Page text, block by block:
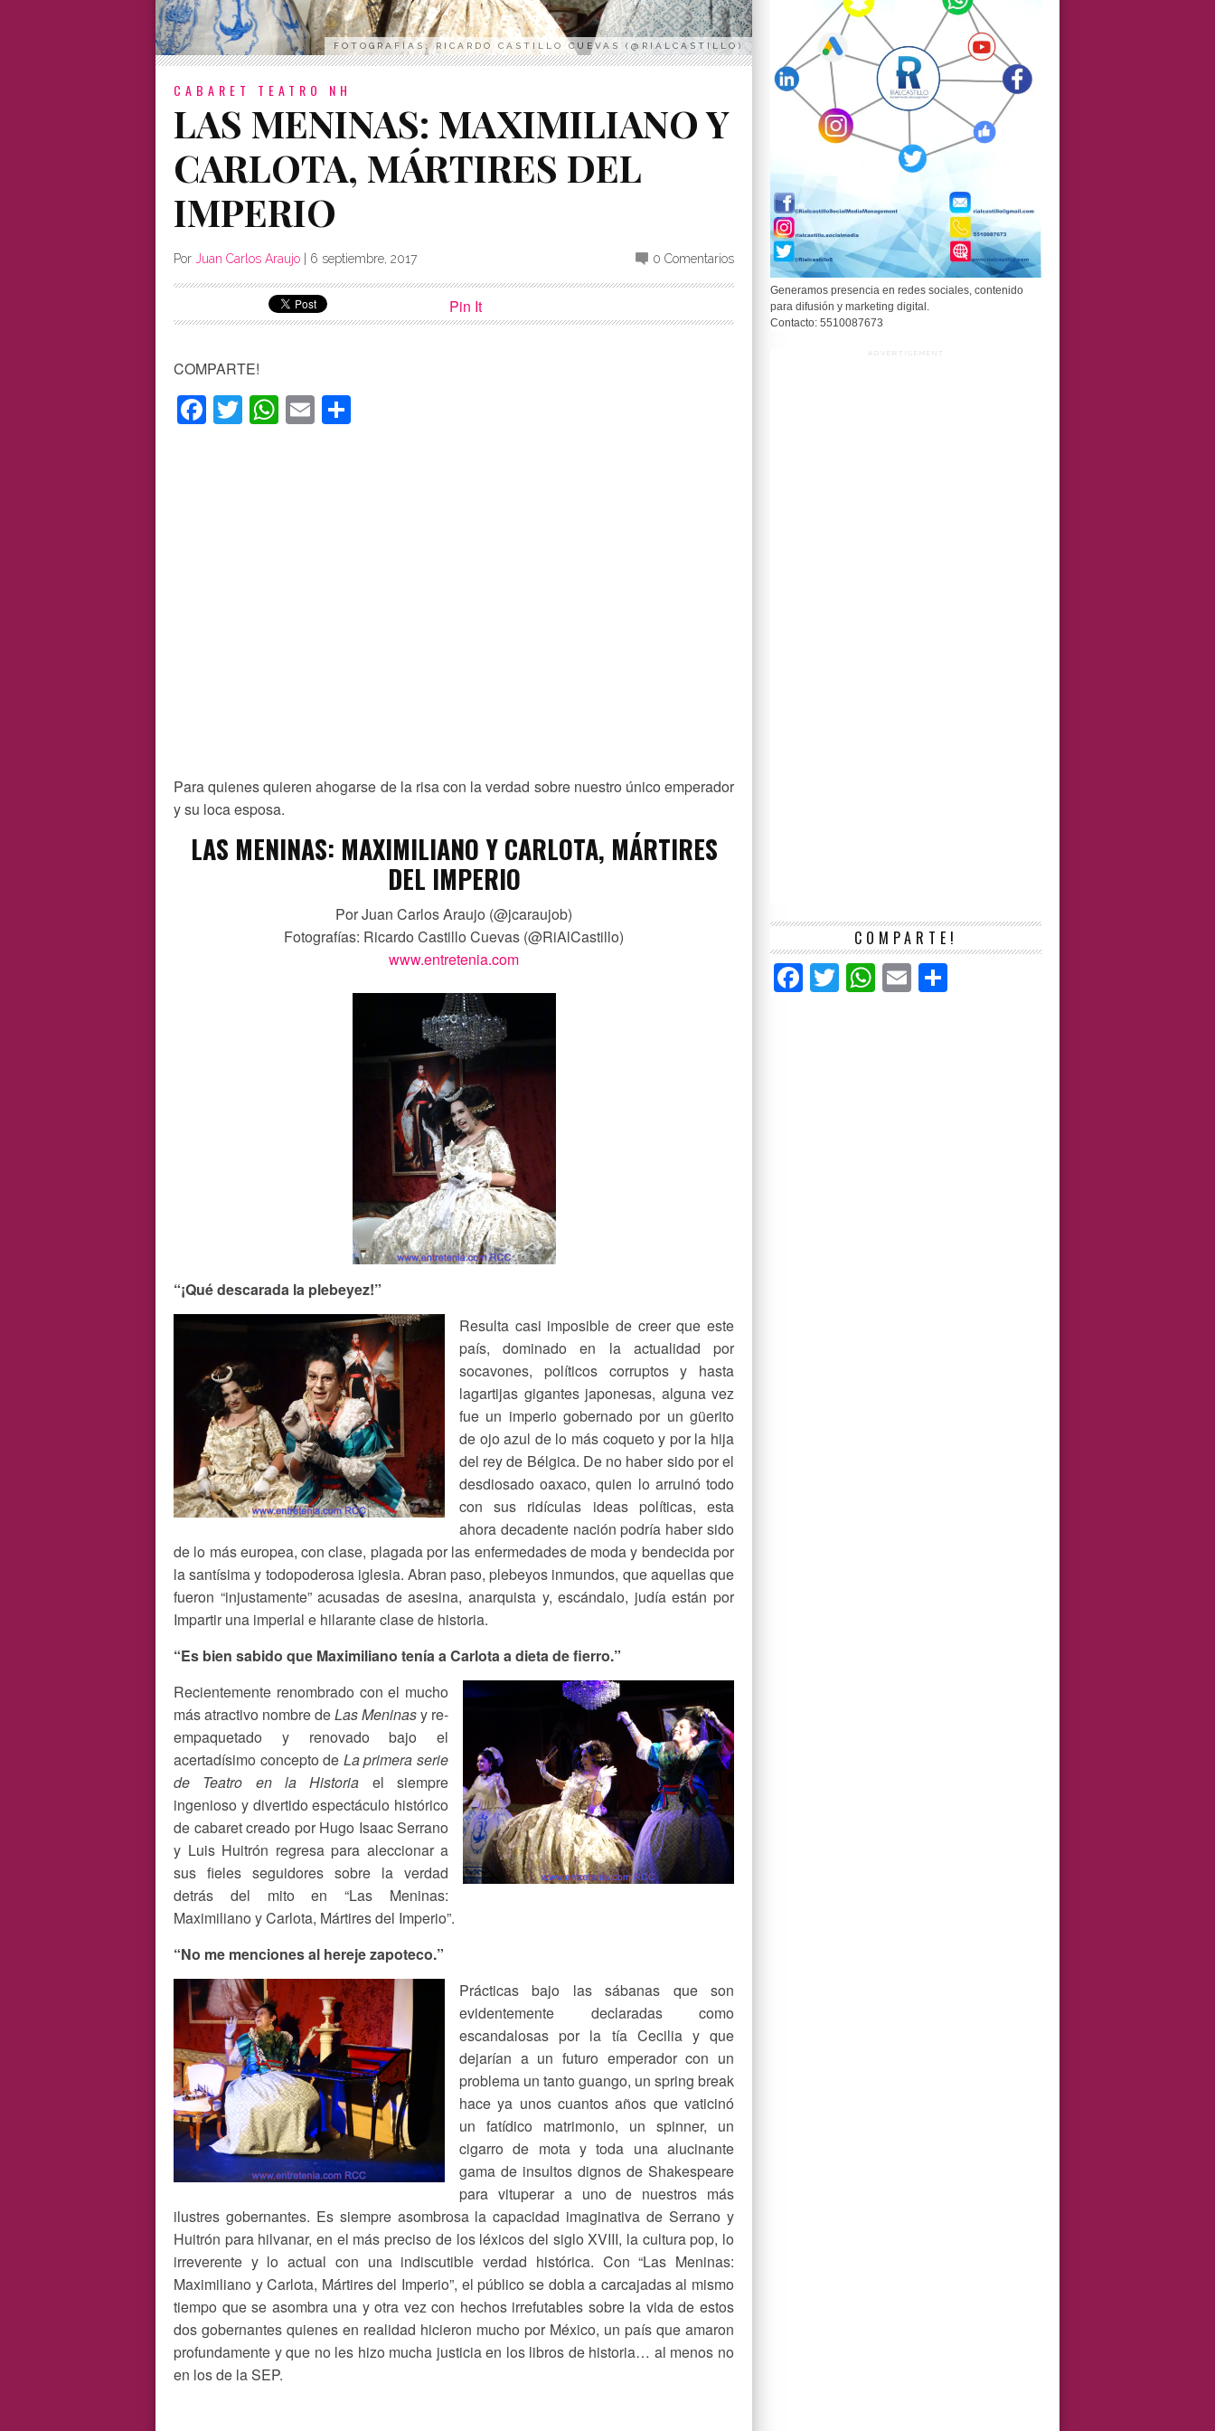
FOTOGRAFÍAS: RICARDO CASTILLO CUEVAS (@RIALCASTILLO)
CABARET TEATRO NH
LAS MENINAS: MAXIMILIANO Y
CARLOTA, MÁRTIRES DEL
IMPERIO
Por Juan Carlos Araujo 6 septiembre, 2017 0 Comentarios
Pin It
COMPARTE!
Facebook
Twitter
WhatsApp
Email
Para quienes quieren ahogarse de la risa con la verdad sobre nuestro único emperador
y su loca esposa.
LAS MENINAS: MAXIMILIANO Y CARLOTA, MÁRTIRES
DEL IMPERIO
Por Juan Carlos Araujo (@jcaraujob)
Fotografías: Ricardo Castillo Cuevas (@RiAlCastillo)
www.entretenia.com
“¡Qué descarada la plebeyez!”
Resulta casi imposible de creer que este
país, dominado en la actualidad por
socavones, políticos corruptos y hasta
lagartijas gigantes japonesas, alguna vez
fue un imperio gobernado por un güerito
de ojo azul de lo más coqueto y por la hija
del rey de Bélgica. De no haber sido por el
desdiosado oaxaco, quien lo arruinó todo
con sus ridículas ideas políticas, esta
ahora decadente nación podría haber sido
de lo más europea, con clase, plagada por las enfermedades de moda y bendecida por
la santísima y todopoderosa iglesia. Abran paso, plebeyos inmundos, que aquellas que
fueron “injustamente” acusadas de asesina, anarquista y, escándalo, judía están por
Impartir una imperial e hilarante clase de historia.
“Es bien sabido que Maximiliano tenía a Carlota a dieta de fierro.”
Recientemente renombrado con el mucho
más atractivo nombre deLas Meninasy re-
empaquetado y renovado bajo el
acertadísimo concepto de La primera serie
de Teatro en la Historia el siempre
ingenioso y divertido espectáculo histórico
de cabaret creado por Hugo Isaac Serrano
y Luis Huitrón regresa para aleccionar a
sus fieles seguidores sobre la verdad
detrás del mito en “Las Meninas:
Maximiliano y Carlota, Mártires del Imperio”.
“No me menciones al hereje zapoteco.”
Prácticas bajo las sábanas que son
evidentemente declaradas como
escandalosas por la tía Cecilia y que
dejarían a un futuro emperador con un
problema un tanto guango, un spring break
hace ya unos cuantos años que vaticinó
un fatídico matrimonio, un spinner, un
cigarro de mota y toda una alucinante
gama de insultos dignos de Shakespeare
para vituperar a uno de nuestros más
ilustres gobernantes. Es siempre asombrosa la capacidad imaginativa de Serrano y
Huitrón para hilvanar, en el más preciso de los léxicos del siglo XVIII, la cultura pop, lo
irreverente y lo actual con una indiscutible verdad histórica. Con “Las Meninas:
Maximiliano y Carlota, Mártires del Imperio”, el público se dobla a carcajadas al mismo
tiempo que se asombra una y otra vez con hechos irrefutables sobre la vida de estos
dos gobernantes quienes en realidad hicieron mucho por México, un país que amaron
profundamente y que no les hizo mucha justicia en los libros de historia… al menos no
en los de la SEP.
Generamos presencia en redes sociales, contenido
para difusión y marketing digital.
Contacto: 5510087673
ADVERTISEMENT
COMPARTE!
Facebook
TwitterWhatsApp
Email